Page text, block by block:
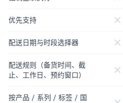
优先支持
配送日期与时段选择器
配送规则（备货时间、截
止、工作日、预约窗口）
按产品 / 系列 / 标签 / 国